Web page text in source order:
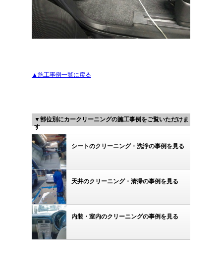
▲施工事例一覧に戻る
▼部位別にカークリーニングの施工事例をご覧いただけま
す
シートのクリーニング・洗浄の事例を見る
天井のクリーニング・清掃の事例を見る
内装・室内のクリーニングの事例を見る